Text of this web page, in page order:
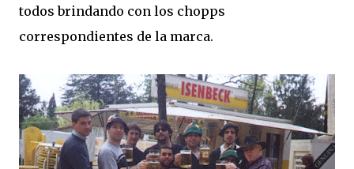
todos brindando con los chopps
correspondientes de la marca.